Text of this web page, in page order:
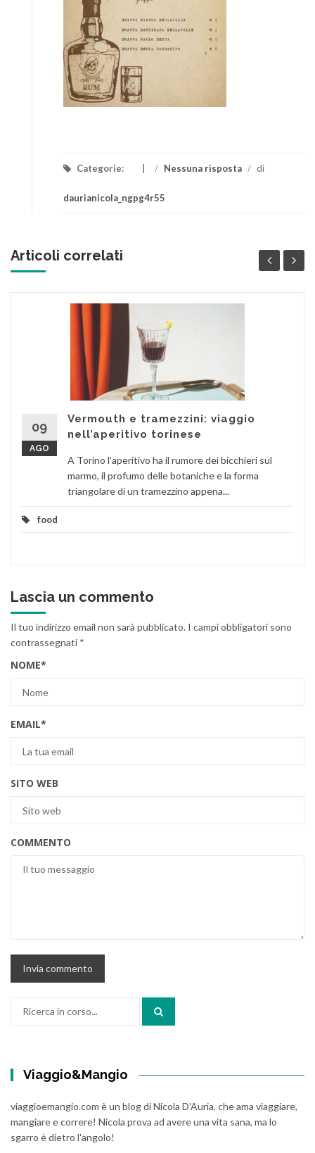
Categorie: / Nessuna risposta / di
daurianicola_ngpg4r55
Articoli correlati
09
AGO
Vermouth e tramezzini: viaggio
nell’aperitivo torinese
A Torino l’aperitivo ha il rumore dei bicchieri sul
marmo, il profumo delle botaniche e la forma
triangolare di un tramezzino appena...
food
Lascia un commento
Il tuo indirizzo email non sarà pubblicato. I campi obbligatori sono
contrassegnati *
NOME*
EMAIL*
SITO WEB
COMMENTO
Viaggio&Mangio
viaggioemangio.com è un blog di Nicola D'Auria, che ama viaggiare,
mangiare e correre! Nicola prova ad avere una vita sana, ma lo
sgarro è dietro l'angolo!